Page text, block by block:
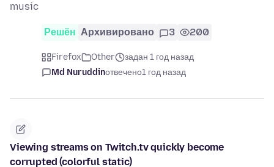
music
Решён Архивировано 3 200
Firefox Other
задан 1 год назад
Md Nuruddinотвечено1 год назад
Viewing streams on Twitch.tv quickly become
corrupted (colorful static)